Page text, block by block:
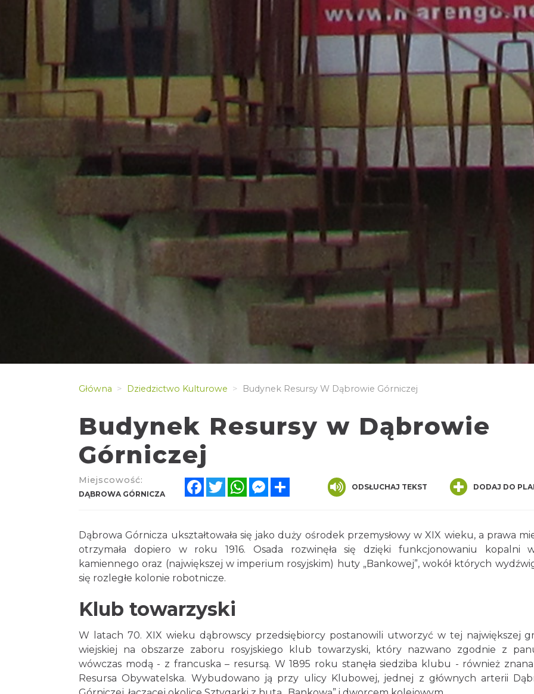
Główna Dziedzictwo Kulturowe Budynek Resursy W Dąbrowie Górniczej
Budynek Resursy w Dąbrowie
Górniczej
Miejscowość:
DĄBROWA GÓRNICZA
FacebookTwitterWhatsAppMessenger ODSŁUCHAJ TEKST DODAJ DO
Dąbrowa Górnicza ukształtowała się jako duży ośrodek przemysłowy w XIX wieku, a prawa
otrzymała dopiero w roku 1916. Osada rozwinęła się dzięki funkcjonowaniu kopalni
kamiennego oraz (największej w imperium rosyjskim) huty „Bankowej”, wokół których
się rozległe kolonie robotnicze.
Klub towarzyski
W latach 70. XIX wieku dąbrowscy przedsiębiorcy postanowili utworzyć w tej największej
wiejskiej na obszarze zaboru rosyjskiego klub towarzyski, który nazwano zgodnie z
wówczas modą - z francuska – resursą. W 1895 roku stanęła siedziba klubu - również
Resursa Obywatelska. Wybudowano ją przy ulicy Klubowej, jednej z głównych arterii